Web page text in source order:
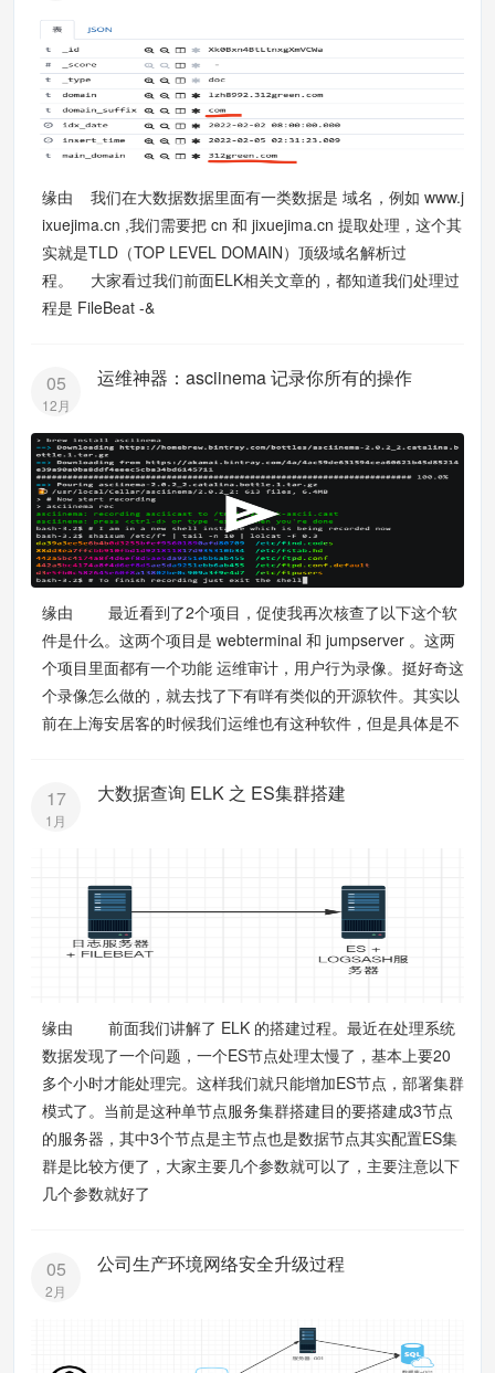
缘由 我们在大数据数据里面有一类数据是 域名，例如 www.j
ixuejima.cn ,我们需要把 cn 和 jixuejima.cn 提取处理，这个其
实就是TLD（TOP LEVEL DOMAIN）顶级域名解析过
程。 大家看过我们前面ELK相关文章的，都知道我们处理过
程是 FileBeat -&
05
12月
运维神器：asciinema 记录你所有的操作
缘由 最近看到了2个项目，促使我再次核查了以下这个软
件是什么。这两个项目是 webterminal 和 jumpserver 。这两
个项目里面都有一个功能 运维审计，用户行为录像。挺好奇这
个录像怎么做的，就去找了下有咩有类似的开源软件。其实以
前在上海安居客的时候我们运维也有这种软件，但是具体是不
17
1月
大数据查询 ELK 之 ES集群搭建
缘由 前面我们讲解了 ELK 的搭建过程。最近在处理系统
数据发现了一个问题，一个ES节点处理太慢了，基本上要20
多个小时才能处理完。这样我们就只能增加ES节点，部署集群
模式了。当前是这种单节点服务集群搭建目的要搭建成3节点
的服务器，其中3个节点是主节点也是数据节点其实配置ES集
群是比较方便了，大家主要几个参数就可以了，主要注意以下
几个参数就好了
05
2月
公司生产环境网络安全升级过程